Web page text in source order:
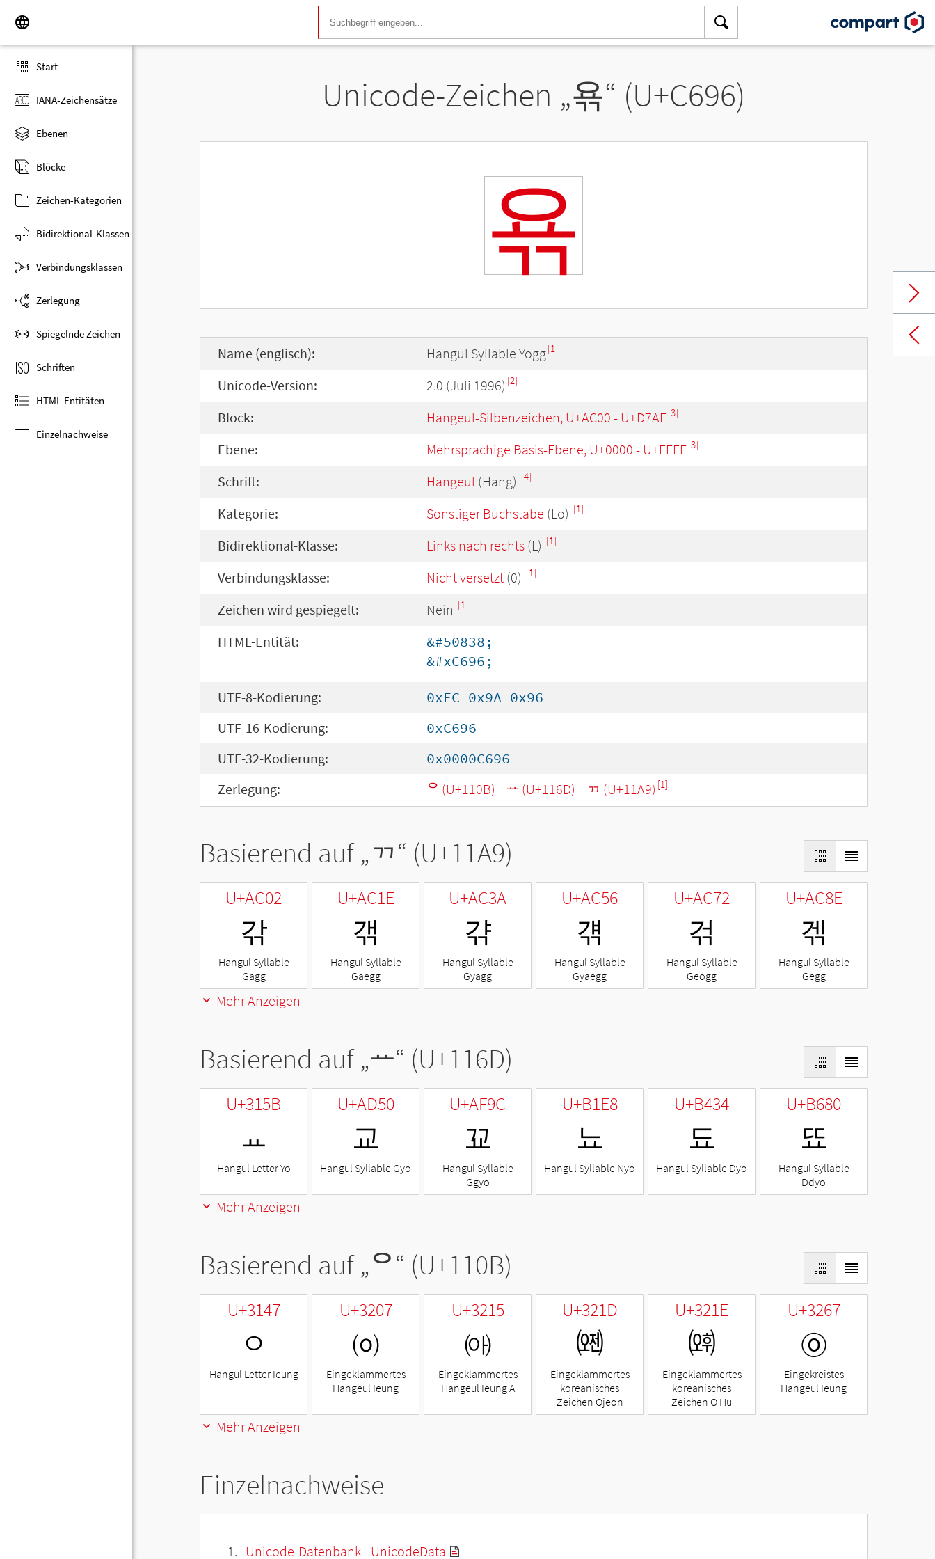
Start
IANA-Zeichensätze
Ebenen
Blöcke
Zeichen-Kategorien
Bidirektional-Klassen
Verbindungsklassen
Zerlegung
Spiegelnde Zeichen
Schriften
HTML-Entitäten
Einzelnachweise
Unicode-Zeichen „욖“ (U+C696)
욖
Name (englisch): Hangul Syllable Yogg[1]
Unicode-Version: 2.0 (Juli 1996) [2]
Block: Hangeul-Silbenzeichen, U+AC00 - U+D7AF[3]
Ebene: Mehrsprachige Basis-Ebene, U+0000 - U+FFFF[3]
Schrift: Hangeul (Hang) [4]
Kategorie: Sonstiger Buchstabe (Lo) [1]
Bidirektional-Klasse: Links nach rechts (L) [1]
Verbindungsklasse: Nicht versetzt (0) [1]
Zeichen wird gespiegelt: Nein [1]
HTML-Entität:
&#50838;
&#xC696;
UTF-8-Kodierung:
0xEC 0x9A 0x96
UTF-16-Kodierung:
0xC696
UTF-32-Kodierung:
0x0000C696
Zerlegung:
ᄋ (U+110B) - ᅭ (U+116D) - ᆩ (U+11A9) [1]
Basierend auf „ᆩ“ (U+11A9)
U+AC02
갂
Hangul Syllable
Gagg
U+AC1E
갞
Hangul Syllable
Gaegg
U+AC3A
갺
Hangul Syllable
Gyagg
U+AC56
걖
Hangul Syllable
Gyaegg
U+AC72
걲
Hangul Syllable
Geogg
U+AC8E
겎
Hangul Syllable
Gegg
Mehr Anzeigen
Basierend auf „ᅭ“ (U+116D)
U+315B
ㅛ
Hangul Letter Yo
U+AD50
교
Hangul Syllable Gyo
U+AF9C
꾜
Hangul Syllable
Ggyo
U+B1E8
뇨
Hangul Syllable Nyo
U+B434
됴
Hangul Syllable Dyo
U+B680
뚀
Hangul Syllable
Ddyo
Mehr Anzeigen
Basierend auf „ᄋ“ (U+110B)
U+3147
ㅇ
Hangul Letter Ieung
U+3207
㈇
Eingeklammertes
Hangeul Ieung
U+3215
㈕
Eingeklammertes
Hangeul Ieung A
U+321D
㈝
Eingeklammertes
koreanisches
Zeichen Ojeon
U+321E
㈞
Eingeklammertes
koreanisches
Zeichen O Hu
U+3267
㉧
Eingekreistes
Hangeul Ieung
Mehr Anzeigen
Einzelnachweise
Unicode-Datenbank - UnicodeData